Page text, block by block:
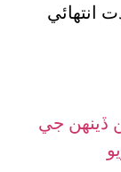
انتهائي
ڏينهن جي